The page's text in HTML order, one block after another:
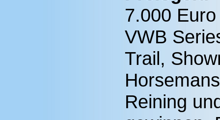
7.000
VWB
Trail,
Reining